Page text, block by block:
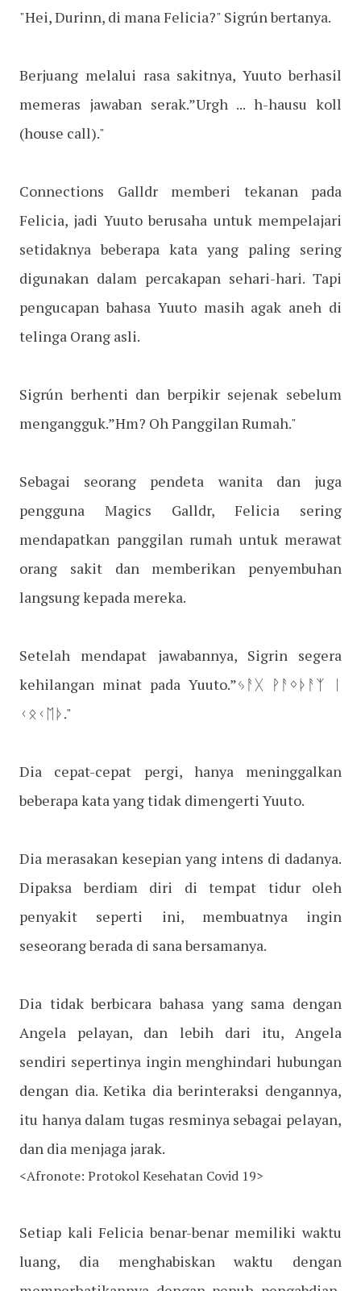
"Hei, Durinn, di mana Felicia?" Sigrún bertanya.
Berjuang melalui rasa sakitnya, Yuuto berhasil
memeras jawaban serak.”Urgh ... h-hausu koll
(house call)."
Connections Galldr memberi tekanan pada
Felicia, jadi Yuuto berusaha untuk mempelajari
setidaknya beberapa kata yang paling sering
digunakan dalam percakapan sehari-hari. Tapi
pengucapan bahasa Yuuto masih agak aneh di
telinga Orang asli.
Sigrún berhenti dan berpikir sejenak sebelum
mengangguk.”Hm? Oh Panggilan Rumah."
Sebagai seorang pendeta wanita dan juga
pengguna Magics Galldr, Felicia sering
mendapatkan panggilan rumah untuk merawat
orang sakit dan memberikan penyembuhan
langsung kepada mereka.
Setelah mendapat jawabannya, Sigrin segera
kehilangan minat pada Yuuto.”ᛃᚨᚷ ᚹᚨᛜᚦᚨᛉ ᛁ
ᚲᛟᚲᛖᚦ."
Dia cepat-cepat pergi, hanya meninggalkan
beberapa kata yang tidak dimengerti Yuuto.
Dia merasakan kesepian yang intens di dadanya.
Dipaksa berdiam diri di tempat tidur oleh
penyakit seperti ini, membuatnya ingin
seseorang berada di sana bersamanya.
Dia tidak berbicara bahasa yang sama dengan
Angela pelayan, dan lebih dari itu, Angela
sendiri sepertinya ingin menghindari hubungan
dengan dia. Ketika dia berinteraksi dengannya,
itu hanya dalam tugas resminya sebagai pelayan,
dan dia menjaga jarak.
<Afronote: Protokol Kesehatan Covid 19>
Setiap kali Felicia benar-benar memiliki waktu
luang, dia menghabiskan waktu dengan